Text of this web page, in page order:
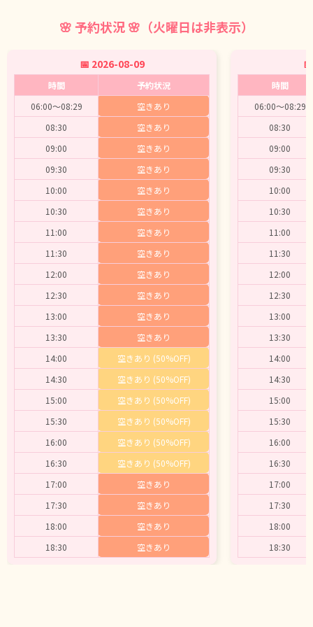
🌸 予約状況 🌸（火曜日は非表示）
📅 2026-08-09
時間
予約状況
06:00～08:29
空きあり
08:30
空きあり
09:00
空きあり
09:30
空きあり
10:00
空きあり
10:30
空きあり
11:00
空きあり
11:30
空きあり
12:00
空きあり
12:30
空きあり
13:00
空きあり
13:30
空きあり
14:00
空きあり (50%OFF)
14:30
空きあり (50%OFF)
15:00
空きあり (50%OFF)
15:30
空きあり (50%OFF)
16:00
空きあり (50%OFF)
16:30
空きあり (50%OFF)
17:00
空きあり
17:30
空きあり
18:00
空きあり
18:30
空きあり
時間
06:00～08:29
08:30
09:00
09:30
10:00
10:30
11:00
11:30
12:00
12:30
13:00
13:30
14:00
14:30
15:00
15:30
16:00
16:30
17:00
17:30
18:00
18:30